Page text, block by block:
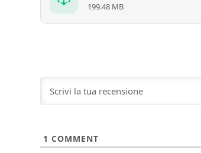
199.48 MB
1 COMMENT